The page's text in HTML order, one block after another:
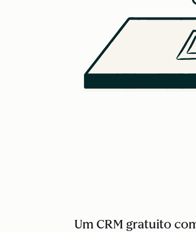
Um CRM gratuito